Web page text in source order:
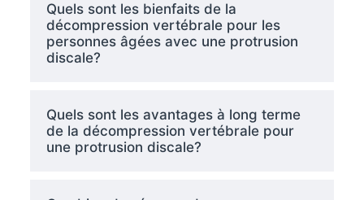
Quels sont les bienfaits de la
décompression vertébrale pour les
personnes âgées avec une protrusion
discale?
Quels sont les avantages à long terme
de la décompression vertébrale pour
une protrusion discale?